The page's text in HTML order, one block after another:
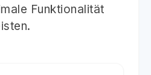
Funktionalität